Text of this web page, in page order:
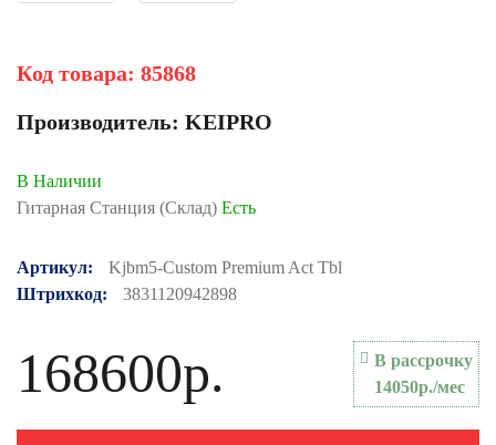
Код товара: 85868
Производитель: KEIPRO
В Наличии
Гитарная Станция (Склад) Есть
Артикул:
Kjbm5-Custom Premium Act Tbl
Штрихкод:
3831120942898
168600р.
В рассрочку
14050р./мес